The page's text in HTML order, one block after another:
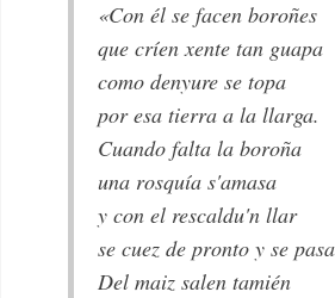
«Con él se facen boroñes
que críen xente tan guapa
como denyure se topa
por esa tierra a la llarga.
Cuando falta la boroña
una rosquía s'amasa
y con el rescaldu'n llar
se cuez de pronto y se
Del maiz salen tamién